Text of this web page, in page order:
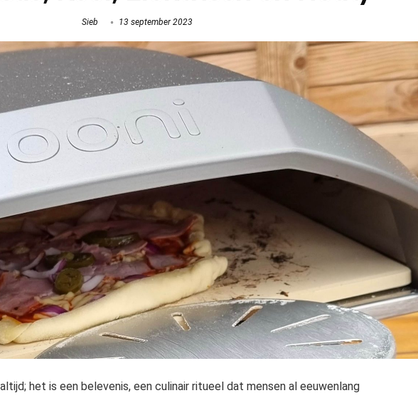
Sieb 13 september 2023
het is een belevenis, een culinair ritueel dat mensen al eeuwenlang